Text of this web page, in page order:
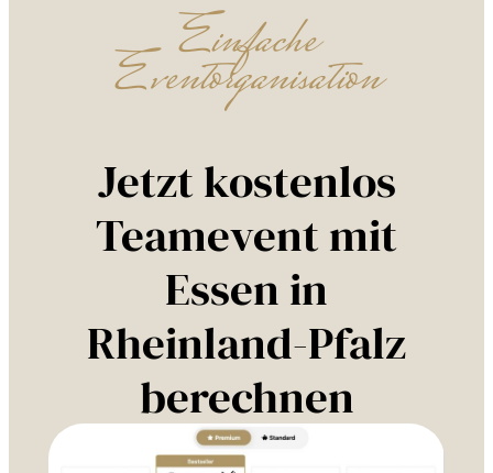
Einfache
Eventorganisation
Jetzt kostenlos
Teamevent mit
Essen in
Rheinland-Pfalz
berechnen